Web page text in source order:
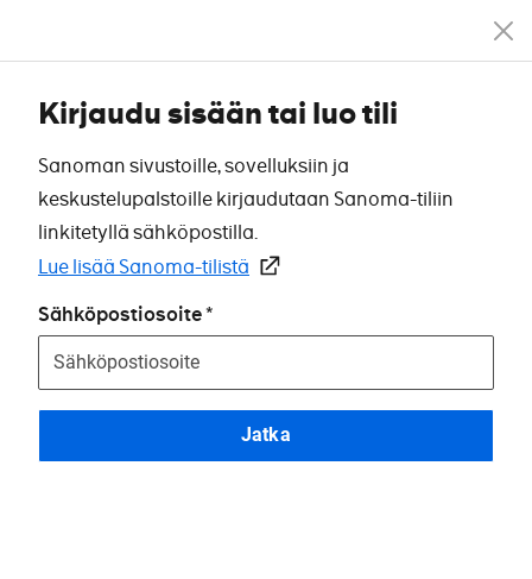
Kirjaudu sisään tai luo tili
Sanoman sivustoille, sovelluksiin ja
keskustelupalstoille kirjaudutaan Sanoma-tiliin
linkitetyllä sähköpostilla.
Lue lisää Sanoma-tilistä
Sähköpostiosoite
Jatka